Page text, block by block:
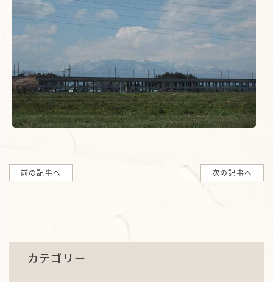
前の記事へ 次の記事へ
カテゴリー